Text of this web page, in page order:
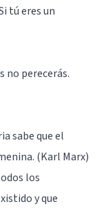
tú eres un
no perecerás.
sabe que el
(Karl Marx)
los
y que